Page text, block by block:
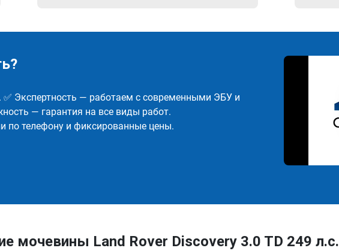
Экспертность — работаем с современными ЭБУ и
— гарантия на все виды работ.
по телефону и фиксированные цены.
мочевины Land Rover Discovery 3.0 TD 249 л.с.